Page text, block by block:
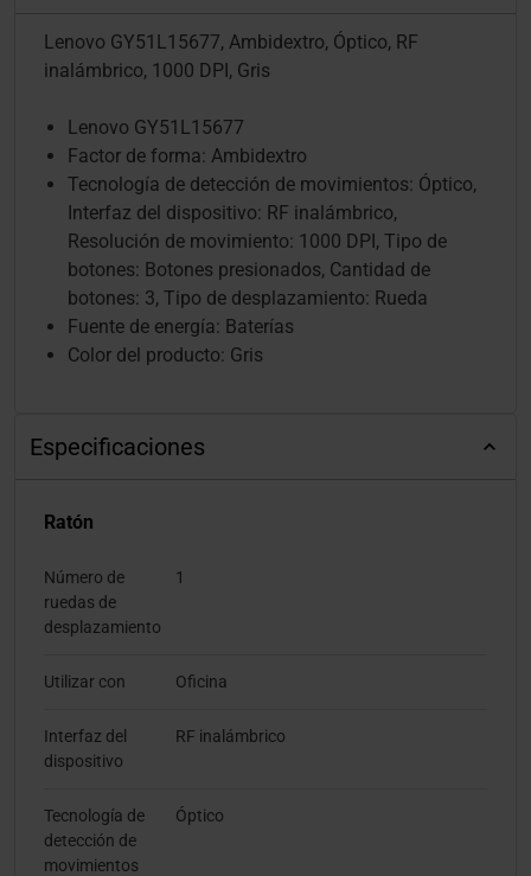
Lenovo GY51L15677, Ambidextro, Óptico, RF
inalámbrico, 1000 DPI, Gris
Lenovo GY51L15677
Factor de forma: Ambidextro
Tecnología de detección de movimientos: Óptico,
Interfaz del dispositivo: RF inalámbrico,
Resolución de movimiento: 1000 DPI, Tipo de
botones: Botones presionados, Cantidad de
botones: 3, Tipo de desplazamiento: Rueda
Fuente de energía: Baterías
Color del producto: Gris
Especificaciones
Ratón
Número de
ruedas de
desplazamiento
1
Utilizar con Oficina
Interfaz del
dispositivo
RF inalámbrico
Tecnología de
detección de
movimientos
Óptico